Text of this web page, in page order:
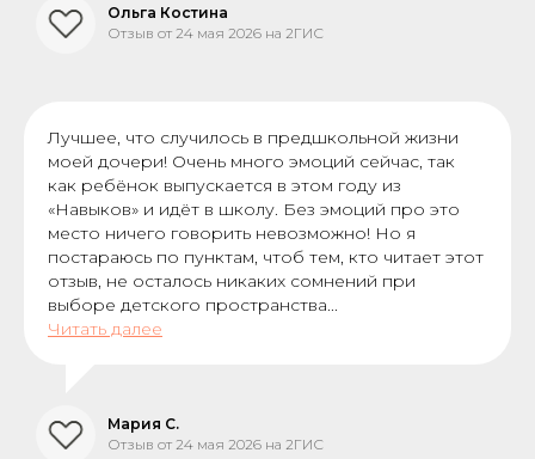
Ольга Костина
Отзыв от 24 мая 2026 на 2ГИС
Лучшее, что случилось в предшкольной жизни
моей дочери! Очень много эмоций сейчас, так
как ребёнок выпускается в этом году из
«Навыков» и идёт в школу. Без эмоций про это
место ничего говорить невозможно! Но я
постараюсь по пунктам, чтоб тем, кто читает этот
отзыв, не осталось никаких сомнений при
выборе детского пространства...
Читать далее
Мария С.
Отзыв от 24 мая 2026 на 2ГИС